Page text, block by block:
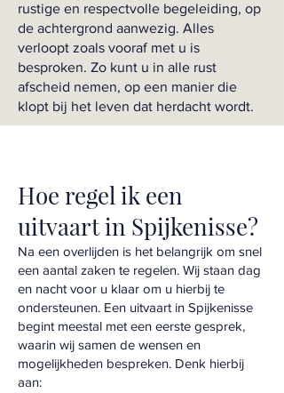
rustige en respectvolle begeleiding, op
de achtergrond aanwezig. Alles
verloopt zoals vooraf met u is
besproken. Zo kunt u in alle rust
afscheid nemen, op een manier die
klopt bij het leven dat herdacht wordt.
Hoe regel ik een
uitvaart in Spijkenisse?
Na een overlijden is het belangrijk om snel
een aantal zaken te regelen. Wij staan dag
en nacht voor u klaar om u hierbij te
ondersteunen. Een uitvaart in Spijkenisse
begint meestal met een eerste gesprek,
waarin wij samen de wensen en
mogelijkheden bespreken. Denk hierbij
aan: